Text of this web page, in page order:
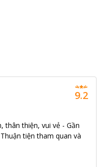
thân thiện, vui vẻ - Gần
tiện tham quan và
9.2